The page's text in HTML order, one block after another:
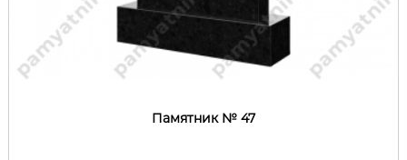
Памятник № 47